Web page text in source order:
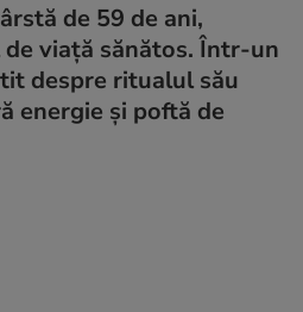
de 59 de ani,
viață sănătos. Într-un
despre ritualul său
energie și poftă de